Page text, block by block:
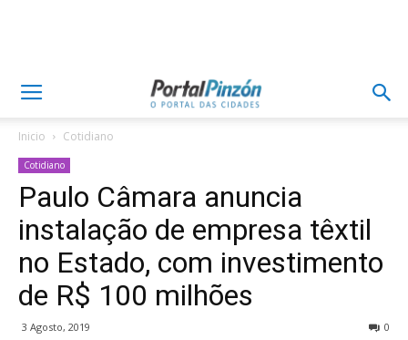
Inicio Cotidiano
Cotidiano
Paulo Câmara anuncia
instalação de empresa têxtil
no Estado, com investimento
de R$ 100 milhões
3 Agosto, 2019 0